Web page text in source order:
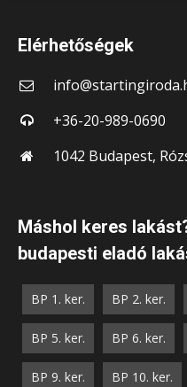
Elérhetőségek
+36-20-989-0690
1042 Budapest,
Máshol keres
budapesti eladó
BP 1. ker. BP 2. ker.
BP 5. ker. BP 6. ker.
BP 9. ker. BP 10. ker.